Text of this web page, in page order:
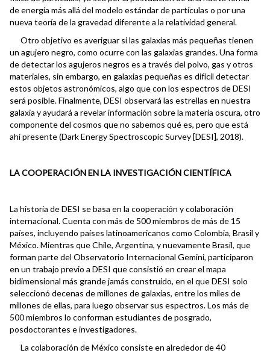
de energía más allá del modelo estándar de partículas o por una
nueva teoría de la gravedad diferente a la relatividad general.
Otro objetivo es averiguar si las galaxias más pequeñas tienen
un agujero negro, como ocurre con las galaxias grandes. Una forma
de detectar los agujeros negros es a través del polvo, gas y otros
materiales, sin embargo, en galaxias pequeñas es difícil detectar
estos objetos astronómicos, algo que con los espectros de DESI
será posible. Finalmente, DESI observará las estrellas en nuestra
galaxia y ayudará a revelar información sobre la materia oscura, otro
componente del cosmos que no sabemos qué es, pero que está
ahí presente (Dark Energy Spectroscopic Survey [DESI], 2018).
LA COOPERACIÓN EN LA INVESTIGACIÓN CIENTÍFICA
La historia de DESI se basa en la cooperación y colaboración
internacional. Cuenta con más de 500 miembros de más de 15
países, incluyendo países latinoamericanos como Colombia, Brasil y
México. Mientras que Chile, Argentina, y nuevamente Brasil, que
forman parte del Observatorio Internacional Gemini, participaron
en un trabajo previo a DESI que consistió en crear el mapa
bidimensional más grande jamás construido, en el que DESI solo
seleccionó decenas de millones de galaxias, entre los miles de
millones de ellas, para luego observar sus espectros. Los más de
500 miembros lo conforman estudiantes de posgrado,
posdoctorantes e investigadores.
La colaboración de México consiste en alrededor de 40